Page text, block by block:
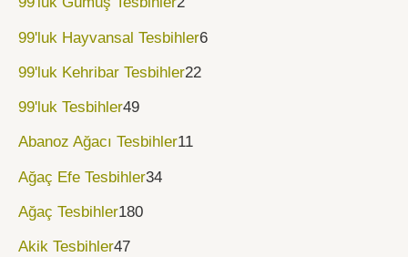
99'luk Hayvansal Tesbihler6
99'luk Kehribar Tesbihler22
99'luk Tesbihler49
Abanoz Ağacı Tesbihler11
Ağaç Efe Tesbihler34
Ağaç Tesbihler180
Akik Tesbihler47